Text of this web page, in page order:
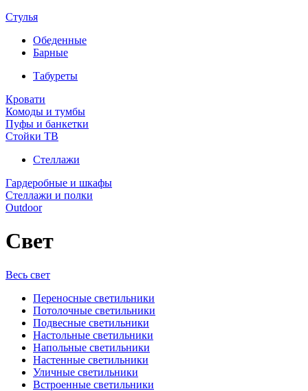
Стулья
Обеденные
Барные
Табуреты
Кровати
Комоды и тумбы
Пуфы и банкетки
Стойки ТВ
Стеллажи
Гардеробные и шкафы
Стеллажи и полки
Outdoor
Свет
Весь свет
Переносные светильники
Потолочные светильники
Подвесные светильники
Настольные светильники
Напольные светильники
Настенные светильники
Уличные светильники
Встроенные светильники